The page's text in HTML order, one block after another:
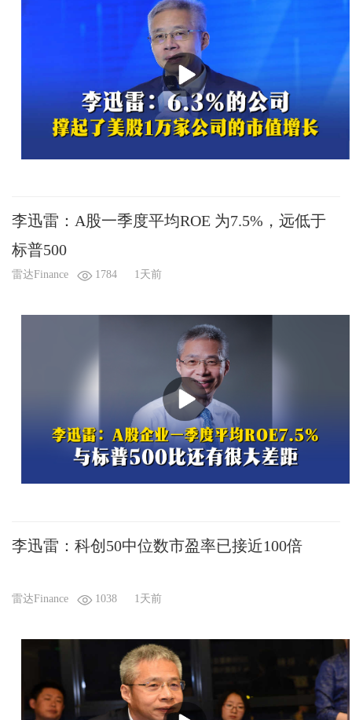
李迅雷：A股一季度平均ROE 为7.5%，远低于
标普500
雷达Finance 1784 1天前
李迅雷：科创50中位数市盈率已接近100倍
雷达Finance 1038 1天前